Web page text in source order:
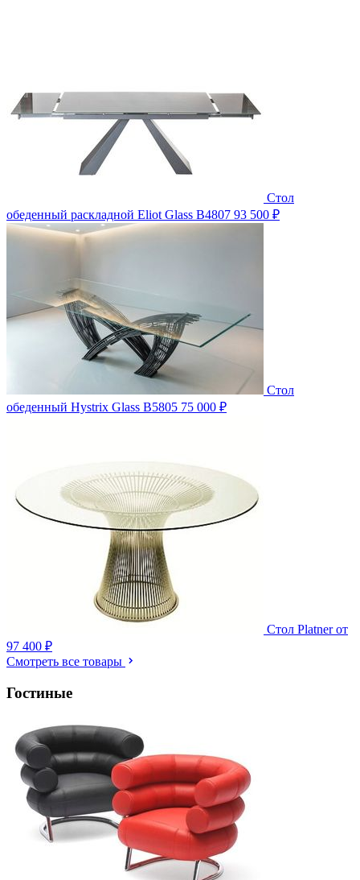
Стол
обеденный раскладной Eliot Glass B4807 93 500 ₽
Стол
обеденный Hystrix Glass B5805 75 000 ₽
Стол Platner от
97 400 ₽
Смотреть все товары
Гостиные